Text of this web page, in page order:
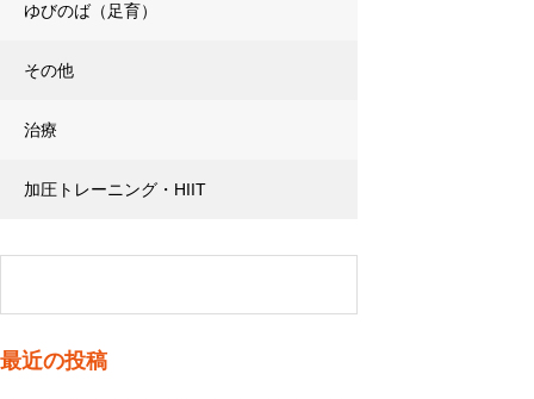
ゆびのば（足育）
その他
治療
加圧トレーニング・HIIT
最近の投稿